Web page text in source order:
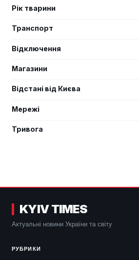
Рік тварини
Транспорт
Відключення
Магазини
Відстані від Києва
Мережі
Тривога
KYIV TIMES
Актуальні новини України та світу
РУБРИКИ